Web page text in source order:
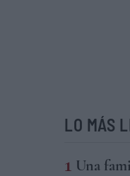
LO MÁS
Una